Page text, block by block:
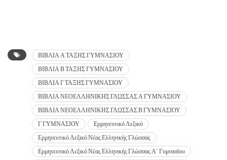
ΒΙΒΛΙΑ Α ΤΑΞΗΣ ΓΥΜΝΑΣΙΟΥ
ΒΙΒΛΙΑ Β ΤΑΞΗΣ ΓΥΜΝΑΣΙΟΥ
ΒΙΒΛΙΑ Γ ΤΑΞΗΣ ΓΥΜΝΑΣΙΟΥ
ΒΙΒΛΙΑ ΝΕΟΕΛΛΗΝΙΚΗΣ ΓΛΩΣΣΑΣ Α ΓΥΜΝΑΣΙΟΥ
ΒΙΒΛΙΑ ΝΕΟΕΛΛΗΝΙΚΗΣ ΓΛΩΣΣΑΣ Β ΓΥΜΝΑΣΙΟΥ
Γ ΓΥΜΝΑΣΙΟΥ
Ερμηνευτικό Λεξικό
Ερμηνευτικό Λεξικό Νέας Ελληνικής Γλώσσας
Ερμηνευτικό Λεξικό Νέας Ελληνικής Γλώσσας Α΄ Γυμνασίου